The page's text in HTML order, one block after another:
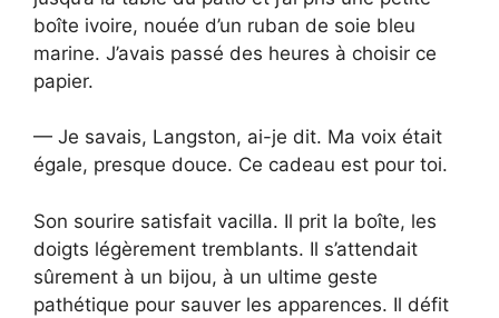
boîte ivoire, nouée d’un ruban de soie bleu
marine. J’avais passé des heures à choisir ce
papier.
— Je savais, Langston, ai-je dit. Ma voix était
égale, presque douce. Ce cadeau est pour toi.
Son sourire satisfait vacilla. Il prit la boîte, les
doigts légèrement tremblants. Il s’attendait
sûrement à un bijou, à un ultime geste
pathétique pour sauver les apparences. Il défit